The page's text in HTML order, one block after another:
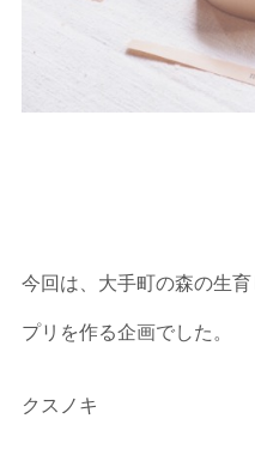
今回は、大手町の森の生
プリを作る企画でした。
クスノキ